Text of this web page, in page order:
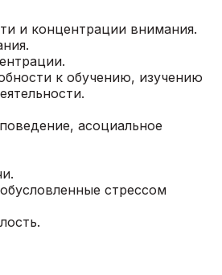
и концентрации внимания.
к обучению, изучению
асоциальное
стрессом